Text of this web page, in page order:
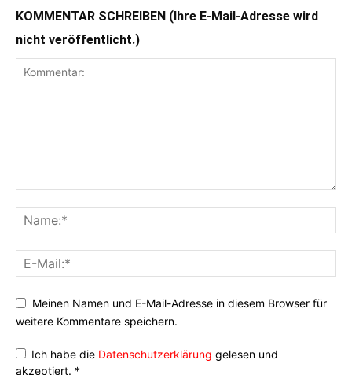
KOMMENTAR SCHREIBEN (Ihre E-Mail-Adresse wird
nicht veröffentlicht.)
Meinen Namen und E-Mail-Adresse in diesem Browser für
weitere Kommentare speichern.
Ich habe die Datenschutzerklärung gelesen und
akzeptiert. *